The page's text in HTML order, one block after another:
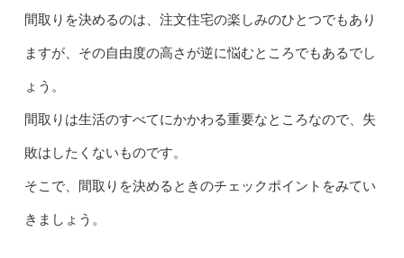
間取りを決めるのは、注文住宅の楽しみのひとつでもあり
ますが、その自由度の高さが逆に悩むところでもあるでし
ょう。
間取りは生活のすべてにかかわる重要なところなので、失
敗はしたくないものです。
そこで、間取りを決めるときのチェックポイントをみてい
きましょう。